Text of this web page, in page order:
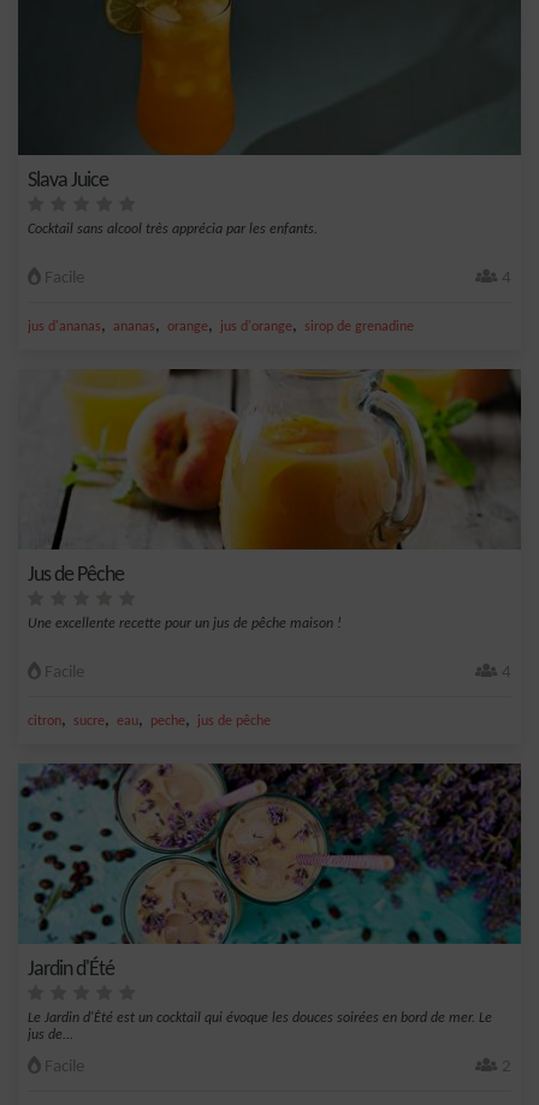
Slava Juice
Cocktail sans alcool très apprécia par les enfants.
Facile 4
jus d'ananas, ananas, orange, jus d'orange, sirop de grenadine
Jus de Pêche
Une excellente recette pour un jus de pêche maison !
Facile 4
citron, sucre, eau, peche, jus de pêche
Jardin d'Été
Le Jardin d'Été est un cocktail qui évoque les douces soirées en bord de mer. Le
jus de...
Facile 2